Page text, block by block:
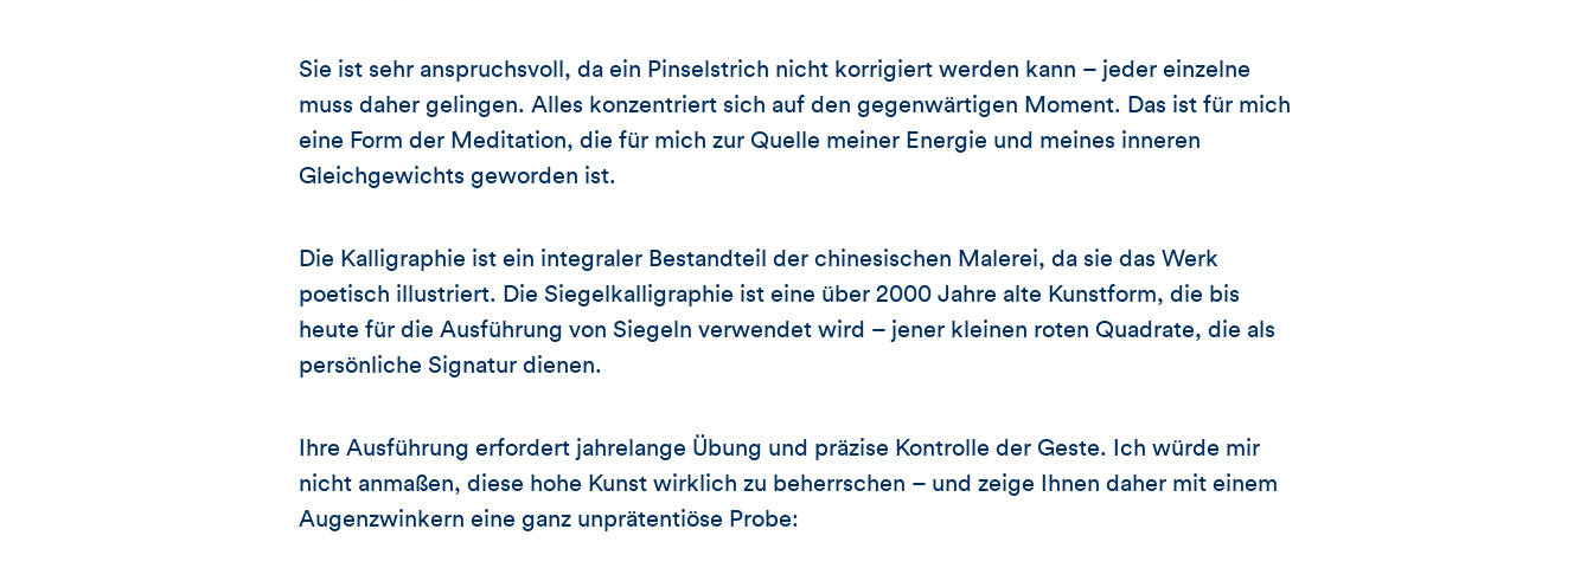
Sie ist sehr anspruchsvoll, da ein Pinselstrich nicht korrigiert werden kann – jeder einzelne
muss daher gelingen. Alles konzentriert sich auf den gegenwärtigen Moment. Das ist für mich
eine Form der Meditation, die für mich zur Quelle meiner Energie und meines inneren
Gleichgewichts geworden ist.
Die Kalligraphie ist ein integraler Bestandteil der chinesischen Malerei, da sie das Werk
poetisch illustriert. Die Siegelkalligraphie ist eine über 2000 Jahre alte Kunstform, die bis
heute für die Ausführung von Siegeln verwendet wird – jener kleinen roten Quadrate, die als
persönliche Signatur dienen.
Ihre Ausführung erfordert jahrelange Übung und präzise Kontrolle der Geste. Ich würde mir
nicht anmaßen, diese hohe Kunst wirklich zu beherrschen – und zeige Ihnen daher mit einem
Augenzwinkern eine ganz unprätentiöse Probe: